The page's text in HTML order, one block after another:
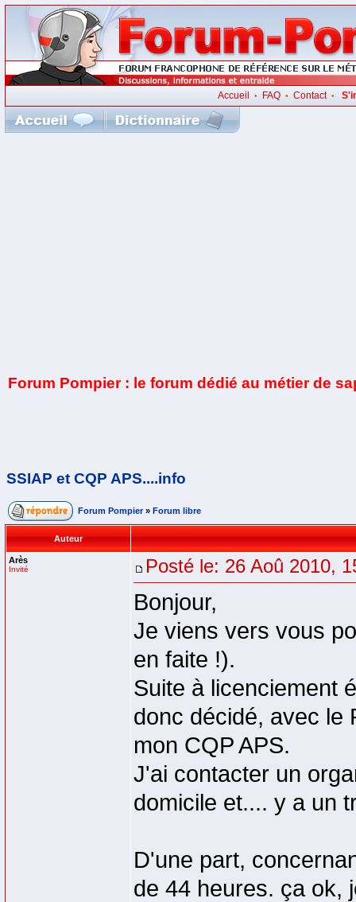
Accueil • FAQ• Contact•
Forum Pompier : le forum dédié au métier de
SSIAP et CQP APS....info
Forum Pompier » Forum libre
Auteur
Arès
Invité Posté le: 26 Aoû 2010,
Bonjour,
Je viens vers vous
en faite !).
Suite à licenciement
donc décidé, avec le
mon CQP APS.
J'ai contacter un
domicile et.... y a un
D'une part,
de 44 heures. ça ok,